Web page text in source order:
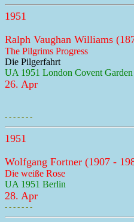
1951
Ralph Vaughan Williams
The Pilgrims Progress
Die Pilgerfahrt
UA 1951 London Covent Garden
26. Apr
- - - - - - -
1951
Wolfgang Fortner (1907 -
Die weiße Rose
UA 1951 Berlin
28. Apr
- - - - - - -